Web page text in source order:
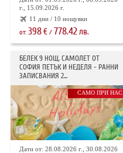
г., 15.09.2026 г.
11 дни / 10 нощувки
от: 398€/ 778.42лв.
БЕЛЕК 9 НОЩ. САМОЛЕТ ОТ
СОФИЯ ПЕТЪК И НЕДЕЛЯ - РАННИ
ЗАПИСВАНИЯ 2...
САМО ПРИ НАС
Дати от: 28.08.2026 г., 30.08.2026